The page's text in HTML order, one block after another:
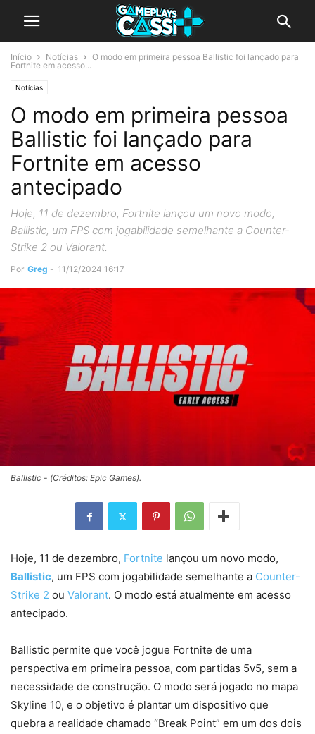
Início Notícias
O modo em primeira pessoa Ballistic foi lançado para
Fortnite em acesso...
Notícias
O modo em primeira pessoa
Ballistic foi lançado para
Fortnite em acesso
antecipado
Hoje, 11 de dezembro, Fortnite lançou um novo modo,
Ballistic, um FPS com jogabilidade semelhante a Counter-
Strike 2 ou Valorant.
Por Greg - 11/12/2024 16:17
Ballistic - (Créditos: Epic Games).
Hoje, 11 de dezembro, Fortnite lançou um novo modo,
Ballistic, um FPS com jogabilidade semelhante a Counter-
Strike 2 ou Valorant. O modo está atualmente em acesso
antecipado.
Ballistic permite que você jogue Fortnite de uma
perspectiva em primeira pessoa, com partidas 5v5, sem a
necessidade de construção. O modo será jogado no mapa
Skyline 10, e o objetivo é plantar um dispositivo que
quebra a realidade chamado “Break Point” em um dos dois